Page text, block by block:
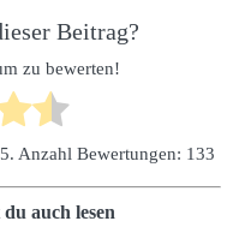
Beitrag?
zu bewerten!
Anzahl Bewertungen: 133
auch lesen
Mit Achtsamkeit